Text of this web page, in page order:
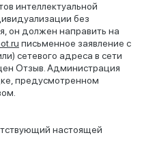
интеллектуальной
без
он должен направить на
письменное заявление с
сетевого адреса в сети
Отзыв. Администрация
предусмотренном
настоящей